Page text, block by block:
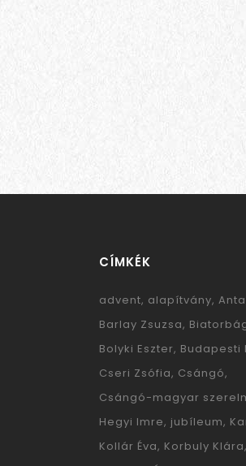
CÍMKÉK
advent alapítvány
Barlay Zsuzsa
Bolyki Eszter Budapesti
Cseri Zsófia Csángó
Csángó-magyar
Hegyi Imre jubíleum
Kollár Éva Korbuly Klára